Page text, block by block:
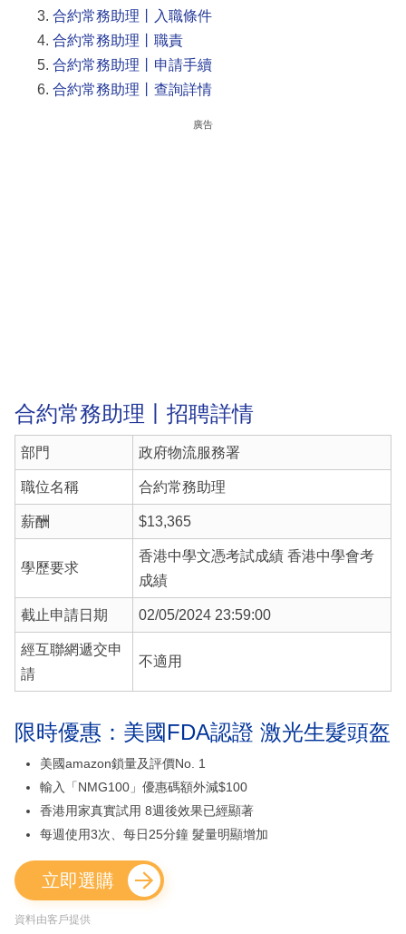
合約常務助理丨入職條件
合約常務助理丨職責
合約常務助理丨申請手續
合約常務助理丨查詢詳情
廣告
合約常務助理丨招聘詳情
部門 政府物流服務署
職位名稱 合約常務助理
薪酬 $13,365
學歷要求
香港中學文憑考試成績 香港中學會考
成績
截止申請日期 02/05/2024 23:59:00
經互聯網遞交申
請
不適用
限時優惠：美國FDA認證 激光生髮頭盔
美國amazon鎖量及評價No. 1
輸入「NMG100」優惠碼額外減$100
香港用家真實試用 8週後效果已經顯著
每週使用3次、每日25分鐘 髮量明顯增加
立即選購
資料由客戶提供